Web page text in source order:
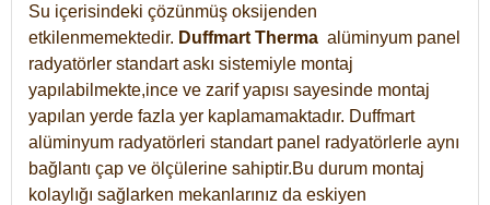
Su içerisindeki çözünmüş oksijenden
etkilenmemektedir. Duffmart Therma alüminyum panel
radyatörler standart askı sistemiyle montaj
yapılabilmekte,ince ve zarif yapısı sayesinde montaj
yapılan yerde fazla yer kaplamamaktadır. Duffmart
alüminyum radyatörleri standart panel radyatörlerle aynı
bağlantı çap ve ölçülerine sahiptir.Bu durum montaj
kolaylığı sağlarken mekanlarınız da eskiyen